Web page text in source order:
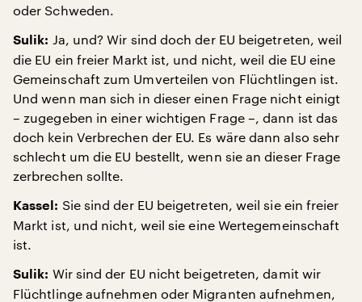
oder Schweden.
Sulik: Ja, und? Wir sind doch der EU beigetreten, weil
die EU ein freier Markt ist, und nicht, weil die EU eine
Gemeinschaft zum Umverteilen von Flüchtlingen ist.
Und wenn man sich in dieser einen Frage nicht einigt
– zugegeben in einer wichtigen Frage –, dann ist das
doch kein Verbrechen der EU. Es wäre dann also sehr
schlecht um die EU bestellt, wenn sie an dieser Frage
zerbrechen sollte.
Kassel: Sie sind der EU beigetreten, weil sie ein freier
Markt ist, und nicht, weil sie eine Wertegemeinschaft
ist.
Sulik: Wir sind der EU nicht beigetreten, damit wir
Flüchtlinge aufnehmen oder Migranten aufnehmen,